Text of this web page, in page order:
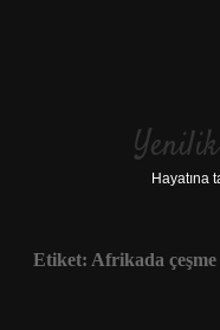
Hayatına
Etiket: Afrikada